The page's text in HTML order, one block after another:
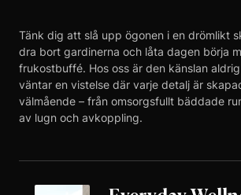
Tänk dig att slå upp ögonen i en drömlikt
dra bort gardinerna och låta dagen börja
frukostbuffé. Hos oss är den känslan
väntar en vistelse där varje detalj är
välmående – från omsorgsfullt bäddade
av lugn och avkoppling.